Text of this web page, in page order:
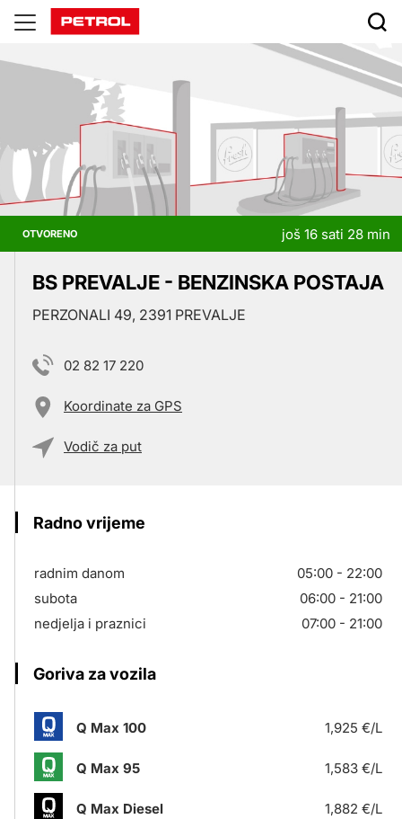
Prodajna
mjesta
OTVORENO još 16 sati 28 min
BS PREVALJE - BENZINSKA POSTAJA
PERZONALI 49, 2391 PREVALJE
02 82 17 220
Koordinate za GPS
Vodič za put
Radno vrijeme
radnim danom
05:00 - 22:00
subota
06:00 - 21:00
nedjelja i praznici
07:00 - 21:00
Goriva za vozila
Q Max 100 1,925 €/L
Q Max 95 1,583 €/L
Q Max Diesel 1,882 €/L